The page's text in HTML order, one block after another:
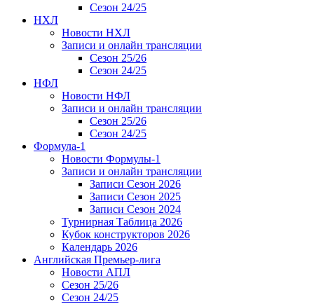
Сезон 24/25
НХЛ
Новости НХЛ
Записи и онлайн трансляции
Сезон 25/26
Сезон 24/25
НФЛ
Новости НФЛ
Записи и онлайн трансляции
Сезон 25/26
Сезон 24/25
Формула-1
Новости Формулы-1
Записи и онлайн трансляции
Записи Сезон 2026
Записи Сезон 2025
Записи Сезон 2024
Турнирная Таблица 2026
Кубок конструкторов 2026
Календарь 2026
Английская Премьер-лига
Новости АПЛ
Сезон 25/26
Сезон 24/25